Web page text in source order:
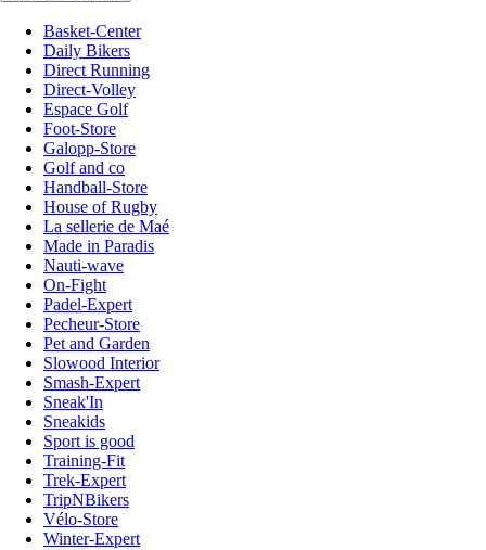
Basket-Center
Daily Bikers
Direct Running
Direct-Volley
Espace Golf
Foot-Store
Galopp-Store
Golf and co
Handball-Store
House of Rugby
La sellerie de Maé
Made in Paradis
Nauti-wave
On-Fight
Padel-Expert
Pecheur-Store
Pet and Garden
Slowood Interior
Smash-Expert
Sneak'In
Sneakids
Sport is good
Training-Fit
Trek-Expert
TripNBikers
Vélo-Store
Winter-Expert